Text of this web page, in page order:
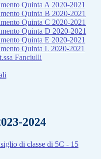
Quinta A 2020-2021
Quinta B 2020-2021
Quinta C 2020-2021
Quinta D 2020-2021
Quinta E 2020-2021
Quinta L 2020-2021
Fanciulli
2024
di classe di 5C - 15